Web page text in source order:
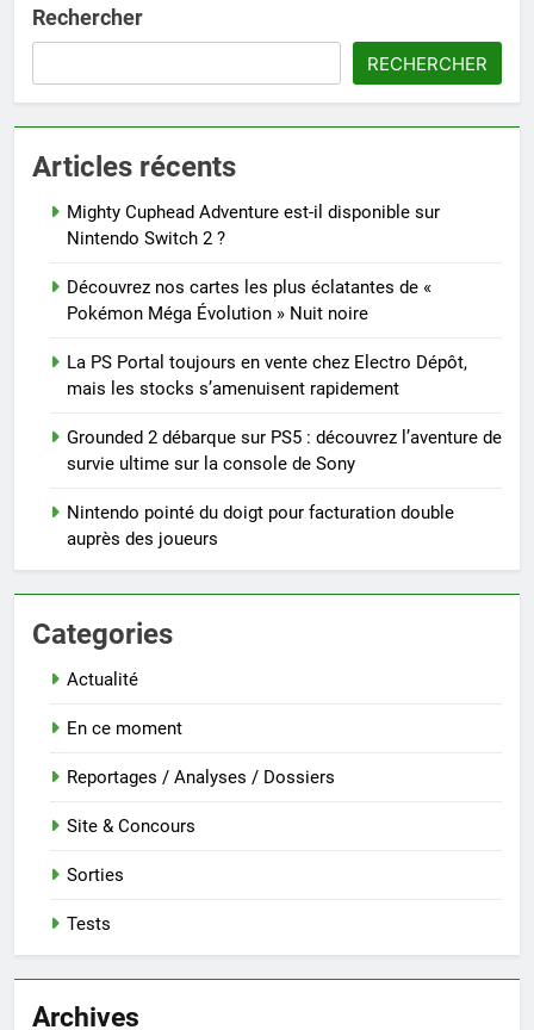
Rechercher
RECHERCHER
Articles récents
Mighty Cuphead Adventure est-il disponible sur
Nintendo Switch 2 ?
Découvrez nos cartes les plus éclatantes de «
Pokémon Méga Évolution » Nuit noire
La PS Portal toujours en vente chez Electro Dépôt,
mais les stocks s’amenuisent rapidement
Grounded 2 débarque sur PS5 : découvrez l’aventure de
survie ultime sur la console de Sony
Nintendo pointé du doigt pour facturation double
auprès des joueurs
Categories
Actualité
En ce moment
Reportages / Analyses / Dossiers
Site & Concours
Sorties
Tests
Archives